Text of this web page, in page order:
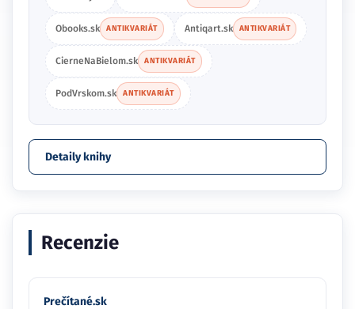
Obooks.sk ANTIKVARIÁT Antiqart.sk ANTIKVARIÁT
CierneNaBielom.sk ANTIKVARIÁT
PodVrskom.sk ANTIKVARIÁT
Detaily knihy
Recenzie
Prečítané.sk